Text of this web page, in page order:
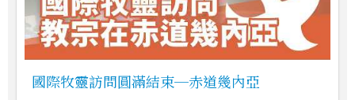
國際牧靈訪問圓滿結束─赤道幾內亞